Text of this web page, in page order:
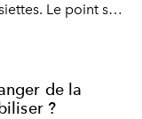
Le point sur
marketing.
de la
?